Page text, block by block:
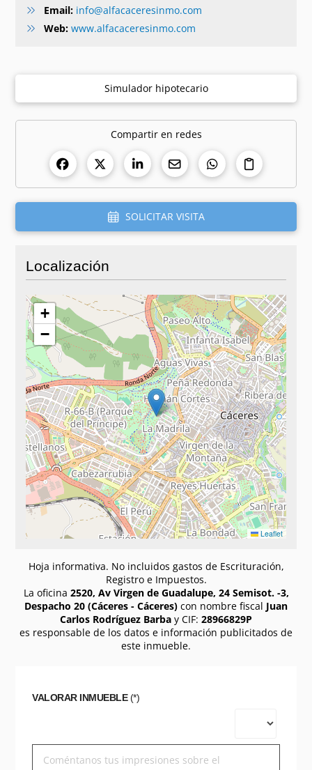
Email: info@alfacaceresinmo.com
Web: www.alfacaceresinmo.com
Simulador hipotecario
Compartir en redes
SOLICITAR VISITA
Localización
+
−
Leaflet
Hoja informativa. No incluidos gastos de Escrituración,
Registro e Impuestos.
La oficina 2520, Av Virgen de Guadalupe, 24 Semisot. -3,
Despacho 20 (Cáceres - Cáceres) con nombre fiscal Juan
Carlos Rodríguez Barba y CIF: 28966829P
es responsable de los datos e información publicitados de
este inmueble.
VALORAR INMUEBLE(*)